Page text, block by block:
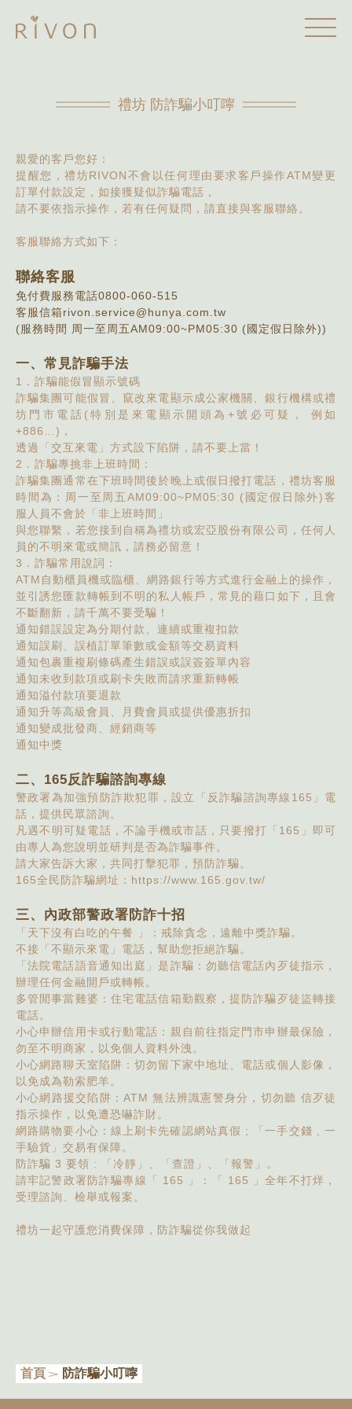
禮坊 防詐騙小叮嚀
親愛的客戶您好：
提醒您，禮坊RIVON不會以任何理由要求客戶操作ATM變更
訂單付款設定，如接獲疑似詐騙電話，
請不要依指示操作，若有任何疑問，請直接與客服聯絡。
客服聯絡方式如下：
聯絡客服
免付費服務電話0800-060-515
客服信箱rivon.service@hunya.com.tw
(服務時間 周一至周五AM09:00~PM05:30 (國定假日除外))
一、常見詐騙手法
1．詐騙能假冒顯示號碼
詐騙集團可能假冒、竄改來電顯示成公家機關、銀行機構或禮
坊門市電話(特別是來電顯示開頭為+號必可疑， 例如
+886…)，
透過「交互來電」方式設下陷阱，請不要上當！
2．詐騙專挑非上班時間：
詐騙集團通常在下班時間後於晚上或假日撥打電話，禮坊客服
時間為：周一至周五AM09:00~PM05:30 (國定假日除外)客
服人員不會於「非上班時間」
與您聯繫，若您接到自稱為禮坊或宏亞股份有限公司，任何人
員的不明來電或簡訊，請務必留意！
3．詐騙常用說詞：
ATM自動櫃員機或臨櫃、網路銀行等方式進行金融上的操作，
並引誘您匯款轉帳到不明的私人帳戶，常見的藉口如下，且會
不斷翻新，請千萬不要受騙！
通知錯誤設定為分期付款、連續或重複扣款
通知誤刷、誤植訂單筆數或金額等交易資料
通知包裹重複刷條碼產生錯誤或誤簽簽單內容
通知未收到款項或刷卡失敗而請求重新轉帳
通知溢付款項要退款
通知升等高級會員、月費會員或提供優惠折扣
通知變成批發商、經銷商等
通知中獎
二、165反詐騙諮詢專線
警政署為加強預防詐欺犯罪，設立「反詐騙諮詢專線165」電
話，提供民眾諮詢。
凡遇不明可疑電話，不論手機或市話，只要撥打「165」即可
由專人為您說明並研判是否為詐騙事件。
請大家告訴大家，共同打擊犯罪，預防詐騙。
165全民防詐騙網址： https://www.165.gov.tw/
三、內政部警政署防詐十招
「天下沒有白吃的午餐 」：戒除貪念，遠離中獎詐騙。
不接「不顯示來電」電話，幫助您拒絕詐騙。
「法院電話語音通知出庭」是詐騙：勿聽信電話內歹徒指示，
辦理任何金融開戶或轉帳。
多管閒事當雞婆：住宅電話信箱勤觀察，提防詐騙歹徒盜轉接
電話。
小心申辦信用卡或行動電話：親自前往指定門市申辦最保險，
勿至不明商家，以免個人資料外洩。
小心網路聊天室陷阱：切勿留下家中地址、電話或個人影像，
以免成為勒索肥羊。
小心網路援交陷阱：ATM 無法辨識憲警身分，切勿聽 信歹徒
指示操作，以免遭恐嚇詐財。
網路購物要小心：線上刷卡先確認網站真假 ; 「一手交錢 , 一
手驗貨」交易有保障。
防詐騙 3 要領 : 「冷靜」、「查證」、「報警」。
請牢記警政署防詐騙專線「 165 」：「 165 」全年不打烊，
受理諮詢、檢舉或報案。
禮坊一起守護您消費保障，防詐騙從你我做起
首頁 防詐騙小叮嚀